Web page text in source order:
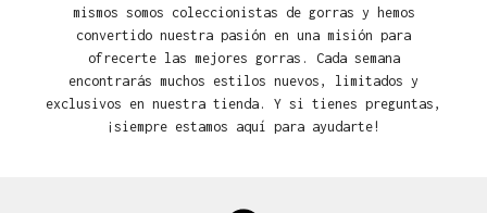
mismos somos coleccionistas de gorras y hemos
convertido nuestra pasión en una misión para
ofrecerte las mejores gorras. Cada semana
encontrarás muchos estilos nuevos, limitados y
exclusivos en nuestra tienda. Y si tienes preguntas,
¡siempre estamos aquí para ayudarte!